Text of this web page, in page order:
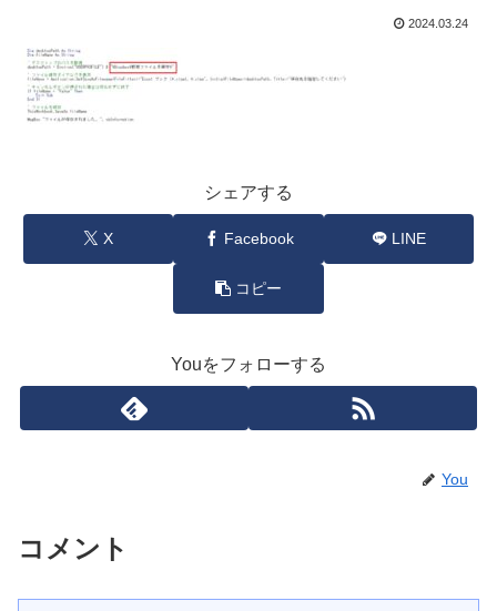
2024.03.24
シェアする
X Facebook LINE
コピー
Youをフォローする
You
コメント